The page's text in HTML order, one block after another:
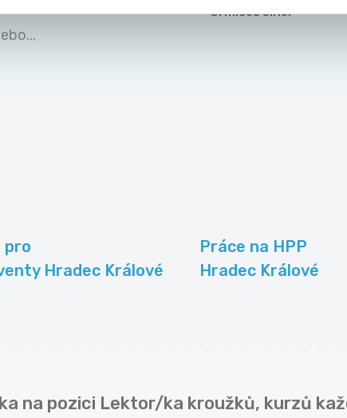
Ormicos s.r.o.
pro
Hradec Králové
Práce na HPP
Hradec Králové
na pozici Lektor/ka kroužků, kurzů